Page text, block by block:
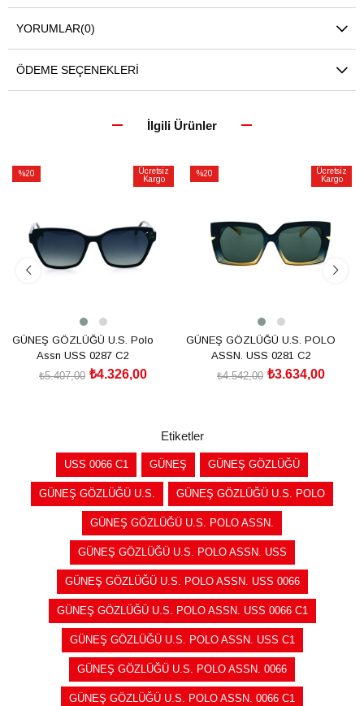
YORUMLAR(0)
ÖDEME SEÇENEKLERI
İlgili Ürünler
%20
Ücretsiz
Kargo
GÜNEŞ GÖZLÜĞÜ U.S. Polo
Assn USS 0287 C2
₺4.326,00
₺5.407,00
%20
Ücretsiz
Kargo
GÜNEŞ GÖZLÜĞÜ U.S. POLO
ASSN. USS 0281 C2
₺3.634,00
₺4.542,00
Etiketler
USS 0066 C1 GÜNEŞ GÜNEŞ GÖZLÜĞÜ
GÜNEŞ GÖZLÜĞÜ U.S. GÜNEŞ GÖZLÜĞÜ U.S. POLO
GÜNEŞ GÖZLÜĞÜ U.S. POLO ASSN.
GÜNEŞ GÖZLÜĞÜ U.S. POLO ASSN. USS
GÜNEŞ GÖZLÜĞÜ U.S. POLO ASSN. USS 0066
GÜNEŞ GÖZLÜĞÜ U.S. POLO ASSN. USS 0066 C1
GÜNEŞ GÖZLÜĞÜ U.S. POLO ASSN. USS C1
GÜNEŞ GÖZLÜĞÜ U.S. POLO ASSN. 0066
GÜNEŞ GÖZLÜĞÜ U.S. POLO ASSN. 0066 C1